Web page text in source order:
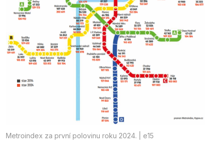
Metroindex za první polovinu roku 2024. | e15